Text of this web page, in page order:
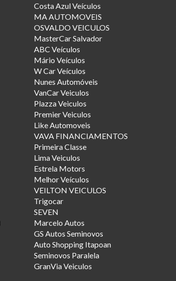
Costa Azul Veículos
MA AUTOMOVEIS
OSVALDO VEICULOS
MasterCar Salvador
ABC Veículos
Mário Veículos
W Car Veículos
Nunes Automóveis
VanCar Veiculos
Plazza Veiculos
Premier Veiculos
Like Automoveis
VAVA FINANCIAMENTOS
Primeira Classe
Lima Veiculos
Estrela Motors
Melhor Veículos
VEILTON VEICULOS
Trigocar
SEVEN
Marcelo Autos
GS Autos Seminovos
Auto Shopping Itapoan
Seminovos Paralela
GranVia Veiculos